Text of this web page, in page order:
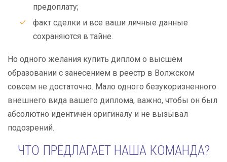
предоплату;
факт сделки и все ваши личные данные
сохраняются в тайне.
Но одного желания купить диплом о высшем
образовании с занесением в реестр в Волжском
совсем не достаточно. Мало одного безукоризненного
внешнего вида вашего диплома, важно, чтобы он был
абсолютно идентичен оригиналу и не вызывал
подозрений.
ЧТО ПРЕДЛАГАЕТ НАША КОМАНДА?